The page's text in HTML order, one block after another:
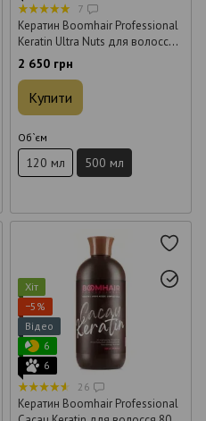
7
Кератин Boomhair Professional
Keratin Ultra Nuts для волосся
500 мл
2 650 грн
Купити
Об`єм
120 мл 500 мл
Хіт
−5%
Відео
6
6
26
Кератин Boomhair Professional